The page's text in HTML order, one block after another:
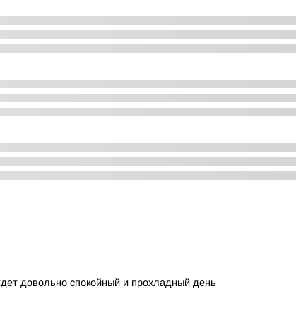
довольно спокойный и прохладный день